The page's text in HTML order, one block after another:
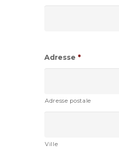
Adresse *
Adresse postale
Ville